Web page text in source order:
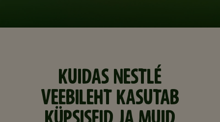
KUIDAS NESTLÉ
VEEBILEHT KASUTAB